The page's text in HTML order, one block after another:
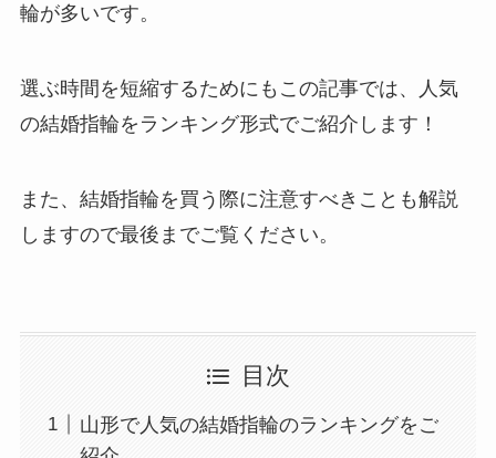
輪が多いです。
選ぶ時間を短縮するためにもこの記事では、人気
の結婚指輪をランキング形式でご紹介します！
また、結婚指輪を買う際に注意すべきことも解説
しますので最後までご覧ください。
目次
山形で人気の結婚指輪のランキングをご